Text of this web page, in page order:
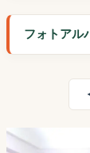
フォトアル